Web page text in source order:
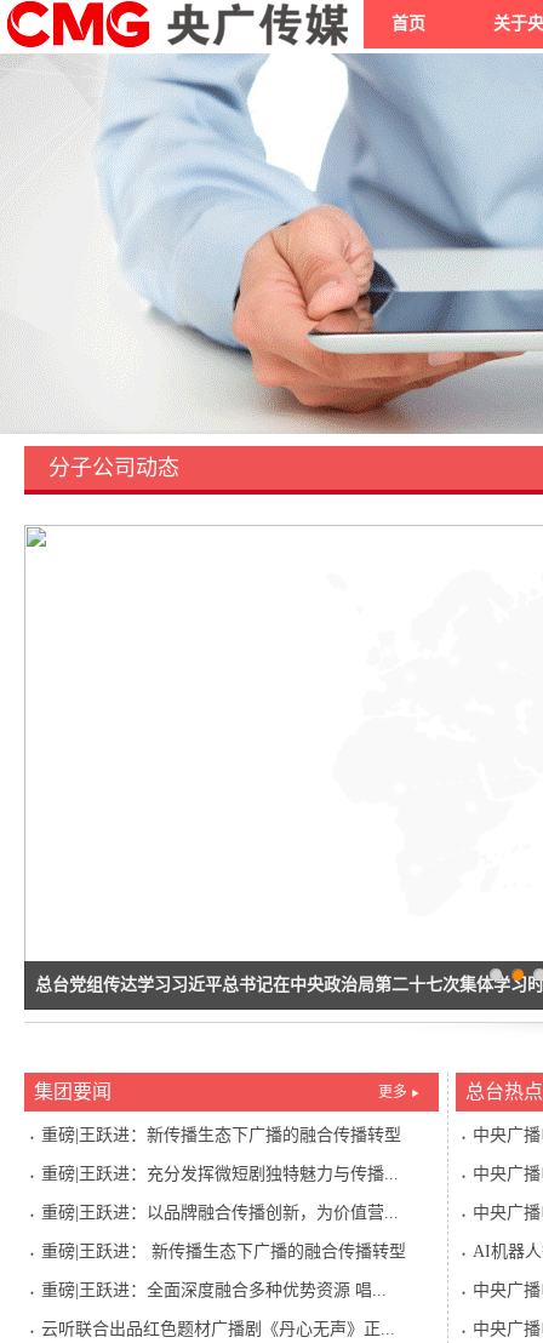
首页 关于
分子公司动态
总台党组传达学习习近平总书记在中央政治局第二十七次集体学习
1 2 3 5 4
集团要闻 更多
重磅|王跃进：新传播生态下广播的融合传播转型
重磅|王跃进：充分发挥微短剧独特魅力与传播...
重磅|王跃进：以品牌融合传播创新，为价值营...
重磅|王跃进： 新传播生态下广播的融合传播转型
重磅|王跃进：全面深度融合多种优势资源 唱...
云听联合出品红色题材广播剧《丹心无声》正...
总台热点
中央广
中央广
中央广
AI机器
中央广
中央广